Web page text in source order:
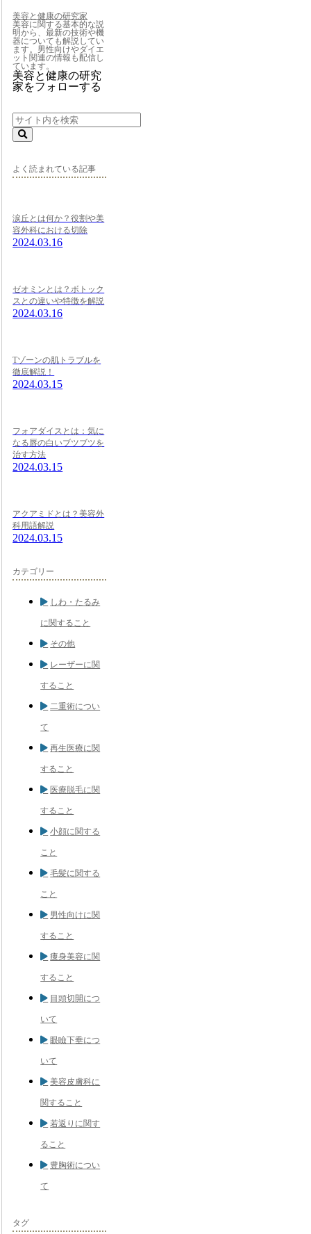
美容と健康の研究家
美容に関する基本的な説
明から、最新の技術や機
器についても解説してい
ます。男性向けやダイエ
ット関連の情報も配信し
ています。
美容と健康の研究
家をフォローする
よく読まれている記事
涙丘とは何か？役割や美
容外科における切除
2024.03.16
ゼオミンとは？ボトック
スとの違いや特徴を解説
2024.03.16
Tゾーンの肌トラブルを
徹底解説！
2024.03.15
フォアダイスとは：気に
なる唇の白いブツブツを
治す方法
2024.03.15
アクアミドとは？美容外
科用語解説
2024.03.15
カテゴリー
しわ・たるみ
に関すること
その他
レーザーに関
すること
二重術につい
て
再生医療に関
すること
医療脱毛に関
すること
小顔に関する
こと
毛髪に関する
こと
男性向けに関
すること
痩身美容に関
すること
目頭切開につ
いて
眼瞼下垂につ
いて
美容皮膚科に
関すること
若返りに関す
ること
豊胸術につい
て
タグ